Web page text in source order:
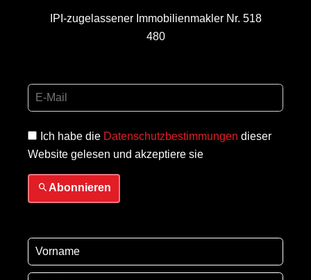
IPI-zugelassener Immobilienmakler Nr. 518
480
Ich habe die Datenschutzbestimmungen dieser
Website gelesen und akzeptiere sie
Abonnieren